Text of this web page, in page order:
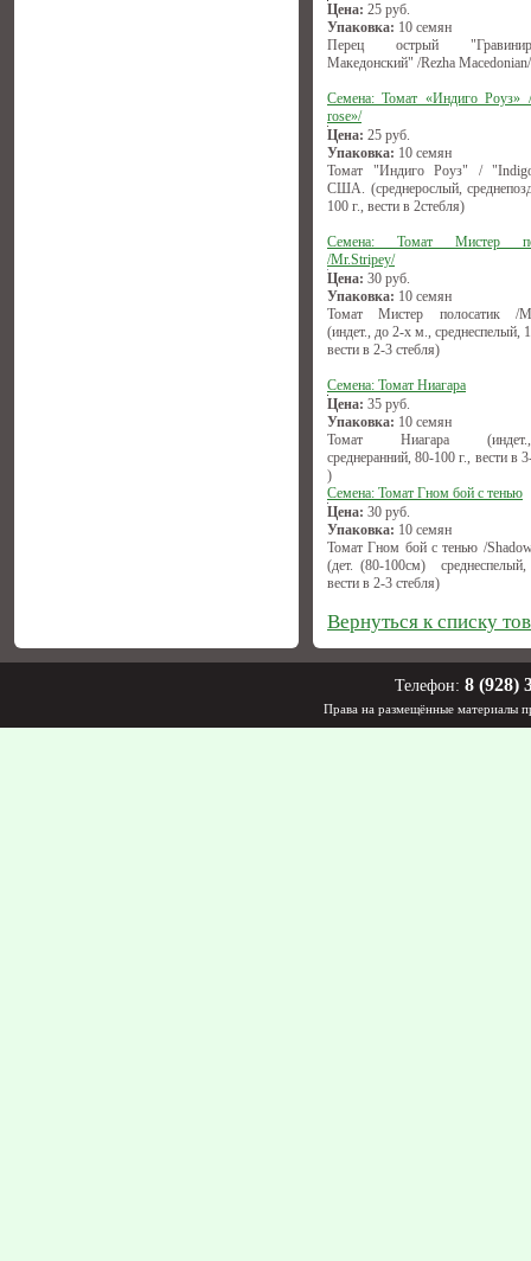
Цена: 25 руб.
Упаковка: 10 семян
Перец острый
Македонский" /Rezha Macedonian/
Семена: Томат «Индиго Роуз»
rose»/
Цена: 25 руб.
Упаковка: 10 семян
Томат "Индиго Роуз" /
США. (среднерослый,
100 г., вести в 2стебля)
Семена: Томат Мистер
/Mr.Stripey/
Цена: 30 руб.
Упаковка: 10 семян
Томат Мистер полосатик /
(индет., до 2-х м., среднеспелый,
вести в 2-3 стебля)
Семена: Томат Ниагара
Цена: 35 руб.
Упаковка: 10 семян
Томат Ниагара
среднеранний, 80-100 г., вести в
)
Семена: Томат Гном бой с тенью
Цена: 30 руб.
Упаковка: 10 семян
Томат Гном бой с тенью /
(дет. (80-100см)
вести в 2-3 стебля)
Вернуться к списку
Телефон: 8 (928)
Права на размещённые материалы